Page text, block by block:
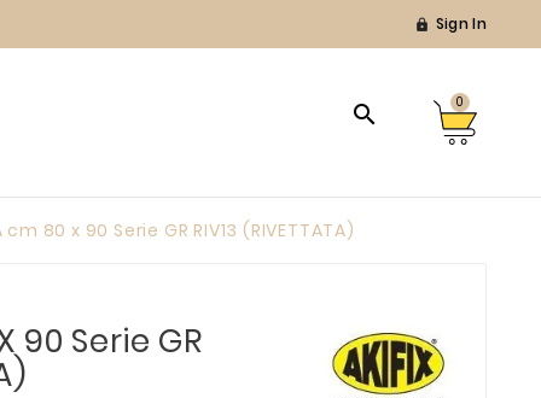
 Sign In
 0
cm 80 x 90 Serie GR RIV13 (RIVETTATA)
90 Serie GR